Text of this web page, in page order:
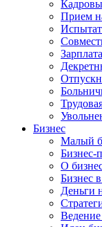
Прием
Бизнес
Малый
Бизнес-
О
Бизнес
Деньги
Ведение